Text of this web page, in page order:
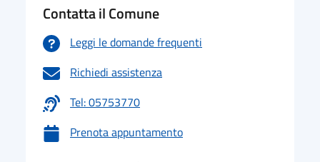
Contatta il Comune
Leggi le domande frequenti
Richiedi assistenza
Tel: 05753770
Prenota appuntamento